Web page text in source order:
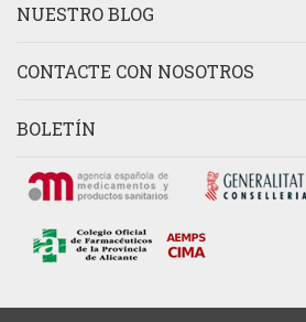
NUESTRO BLOG
CONTACTE CON NOSOTROS
BOLETÍN